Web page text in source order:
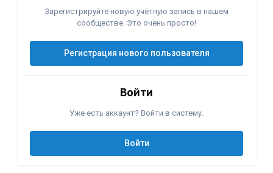
Зарегистрируйте новую учётную запись в нашем
сообществе. Это очень просто!
Регистрация нового пользователя
Войти
Уже есть аккаунт? Войти в систему.
Войти